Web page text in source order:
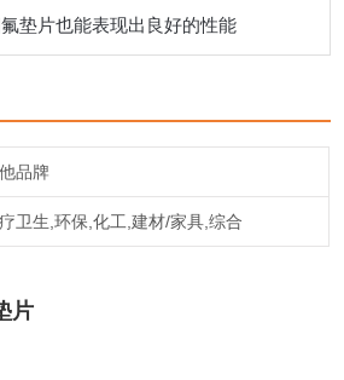
垫片也能表现出良好的性能
品牌
卫生,环保,化工,建材/家具,综合
片